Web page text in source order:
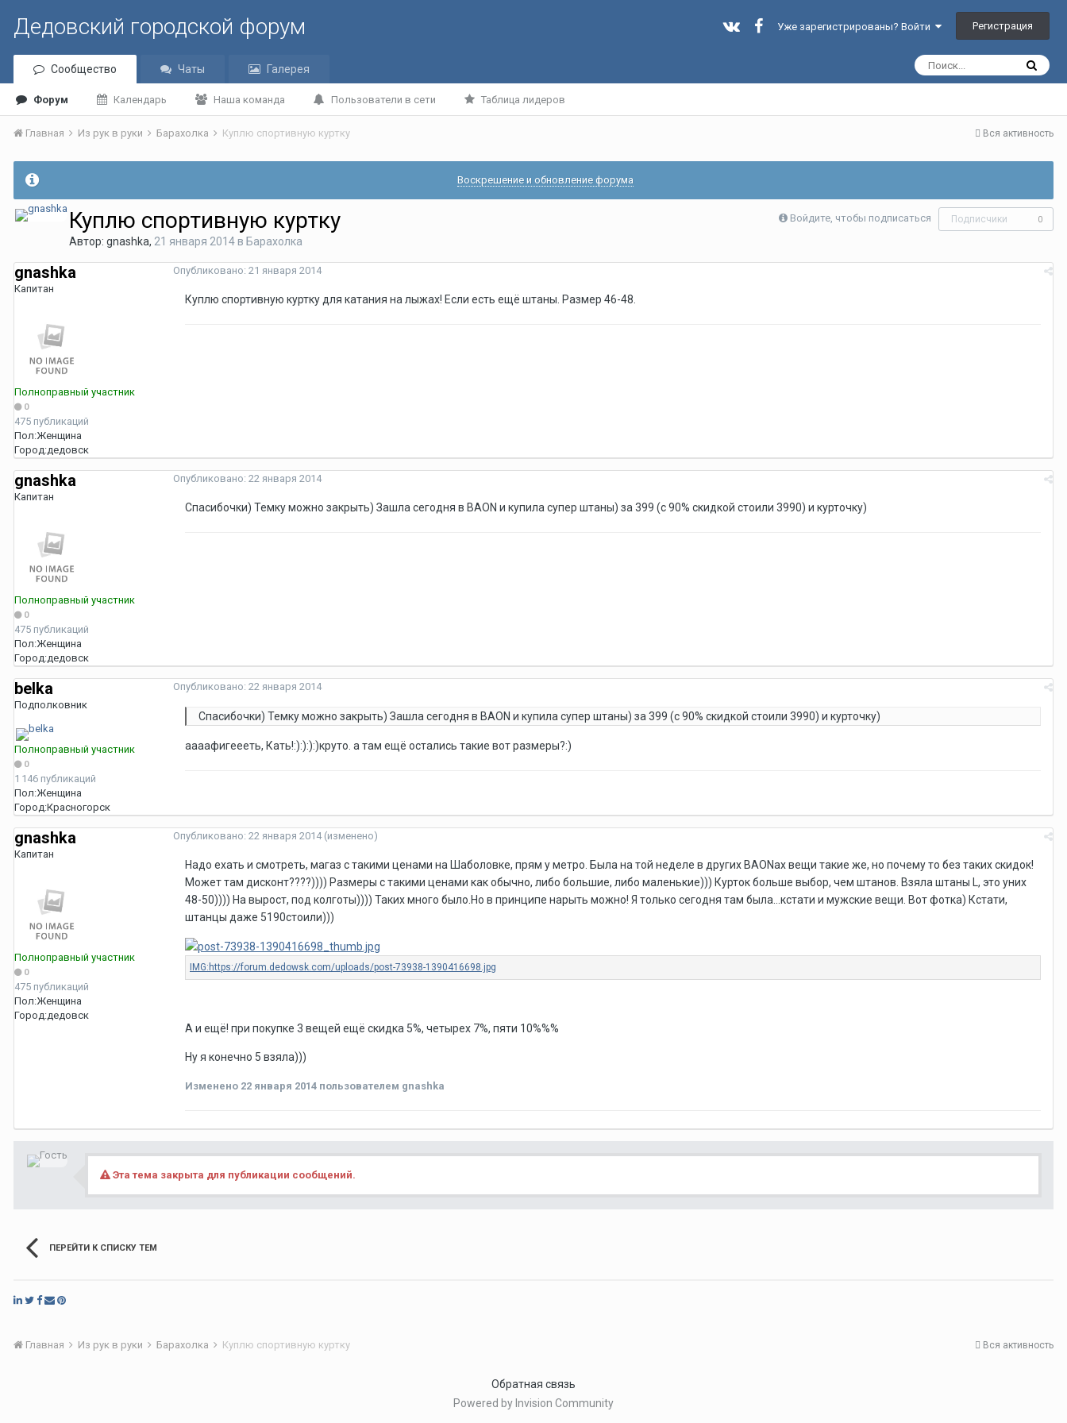
Дедовский городской форум Уже зарегистрированы? Войти Регистрация
Сообщество
Форум Календарь Наша команда Пользователи в сети Таблица лидеров
Чаты Галерея
Вся активность
Главная Из рук в руки Барахолка Куплю спортивную куртку
Воскрешение и обновление форума
Войдите, чтобы подписаться Подписчики 0
Куплю спортивную куртку
Автор: gnashka, 21 января 2014в Барахолка
gnashka
Капитан
Полноправный участник
0
475 публикаций
Пол:Женщина
Город:дедовск
Опубликовано: 21 января 2014
Куплю спортивную куртку для катания на лыжах! Если есть ещё штаны. Размер 46-48.
gnashka
Капитан
Полноправный участник
0
475 публикаций
Пол:Женщина
Город:дедовск
Опубликовано: 22 января 2014
Спасибочки) Темку можно закрыть) Зашла сегодня в BAON и купила супер штаны) за 399 (с 90% скидкой стоили 3990) и курточку)
belka
Подполковник
Полноправный участник
0
1 146 публикаций
Пол:Женщина
Город:Красногорск
Опубликовано: 22 января 2014
Спасибочки) Темку можно закрыть) Зашла сегодня в BAON и купила супер штаны) за 399 (с 90% скидкой стоили 3990) и курточку)
аааафигеееть, Кать!:):):):)круто. а там ещё остались такие вот размеры?:)
gnashka
Капитан
Полноправный участник
0
475 публикаций
Пол:Женщина
Город:дедовск
Опубликовано: 22 января 2014 (изменено)
Надо ехать и смотреть, магаз с такими ценами на Шаболовке, прям у метро. Была на той неделе в других BAONах вещи такие же, но почему то без таких скидок!
Может там дисконт????)))) Размеры с такими ценами как обычно, либо большие, либо маленькие))) Курток больше выбор, чем штанов. Взяла штаны L, это уних
48-50)))) На вырост, под колготы)))) Таких много было.Но в принципе нарыть можно! Я только сегодня там была...кстати и мужские вещи. Вот фотка) Кстати,
штанцы даже 5190стоили)))
А и ещё! при покупке 3 вещей ещё скидка 5%, четырех 7%, пяти 10%%%
Ну я конечно 5 взяла)))
Изменено 22 января 2014 пользователем gnashka
Эта тема закрыта для публикации сообщений.
ПЕРЕЙТИ К СПИСКУ ТЕМ
Вся активность
Главная Из рук в руки Барахолка Куплю спортивную куртку
Обратная связь
Powered by Invision Community